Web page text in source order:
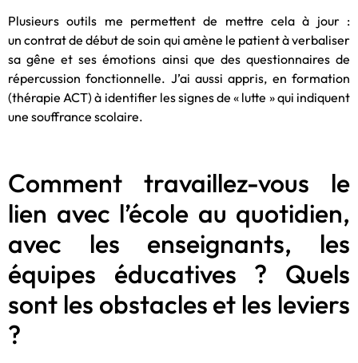
Plusieurs outils me permettent de mettre cela à jour :
un contrat de début de soin qui amène le patient à verbaliser
sa gêne et ses émotions ainsi que des questionnaires de
répercussion fonctionnelle. J’ai aussi appris, en formation
(thérapie ACT) à identifier les signes de « lutte » qui indiquent
une souffrance scolaire.
Comment travaillez-vous le
lien avec l’école au quotidien,
avec les enseignants, les
équipes éducatives ? Quels
sont les obstacles et les leviers
?